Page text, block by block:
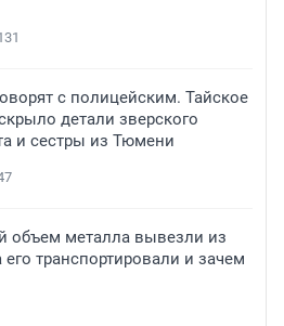
с полицейским. Тайское
детали зверского
и сестры из Тюмени
объем металла вывезли из
транспортировали и зачем